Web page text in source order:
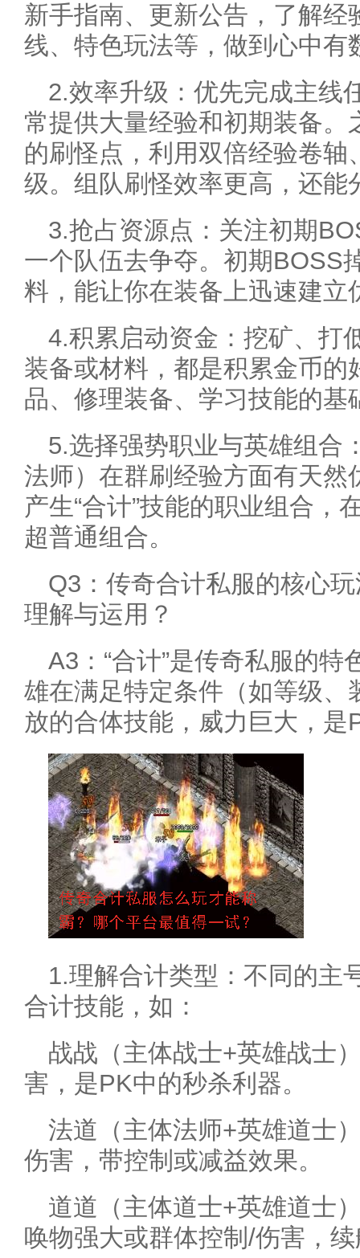
新手指南、更新公告，了解经
线、特色玩法等，做到心中有
2.效率升级：优先完成主线
常提供大量经验和初期装备。
的刷怪点，利用双倍经验卷轴
级。组队刷怪效率更高，还能
3.抢占资源点：关注初期
一个队伍去争夺。初期BOSS
料，能让你在装备上迅速建立
4.积累启动资金：挖矿、打
装备或材料，都是积累金币的
品、修理装备、学习技能的基
5.选择强势职业与英雄组合
法师）在群刷经验方面有天然
产生“合计”技能的职业组合，
超普通组合。
Q3：传奇合计私服的核心
理解与运用？
A3：“合计”是传奇私服的
雄在满足特定条件（如等级、
放的合体技能，威力巨大，是
1.理解合计类型：不同的主
合计技能，如：
战战（主体战士+英雄战士
害，是PK中的秒杀利器。
法道（主体法师+英雄道士
伤害，带控制或减益效果。
道道（主体道士+英雄道士
唤物强大或群体控制/伤害，